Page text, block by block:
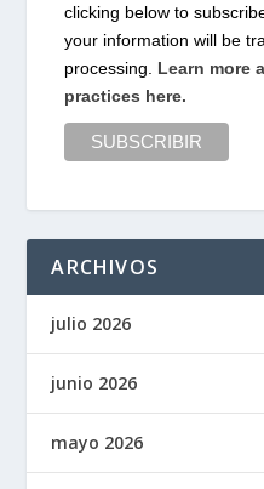
clicking below to
your information will be
processing. Learn more
practices here.
ARCHIVOS
julio 2026
junio 2026
mayo 2026